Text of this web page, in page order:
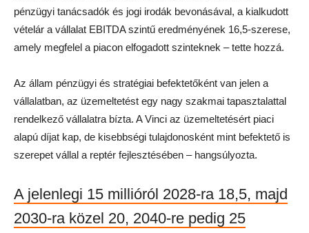
pénzügyi tanácsadók és jogi irodák bevonásával, a kialkudott
vételár a vállalat EBITDA szintű eredményének 16,5-szerese,
amely megfelel a piacon elfogadott szinteknek – tette hozzá.
Az állam pénzügyi és stratégiai befektetőként van jelen a
vállalatban, az üzemeltetést egy nagy szakmai tapasztalattal
rendelkező vállalatra bízta. A Vinci az üzemeltetésért piaci
alapú díjat kap, de kisebbségi tulajdonosként mint befektető is
szerepet vállal a reptér fejlesztésében – hangsúlyozta.
A jelenlegi 15 millióról 2028-ra 18,5, majd
2030-ra közel 20, 2040-re pedig 25